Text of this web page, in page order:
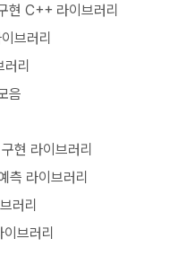
현 C++ 라이브러리
브러리
리
음
현 라이브러리
측 라이브러리
러리
브러리